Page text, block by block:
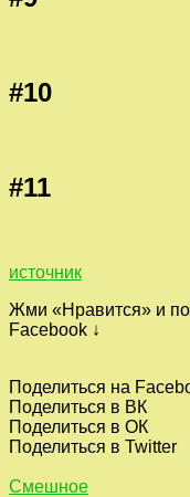
#10
#11
источник
Жми «Нравится» и
Facebook ↓
Поделиться на
Поделиться в ВК
Поделиться в ОК
Поделиться в Twitter
Смешное